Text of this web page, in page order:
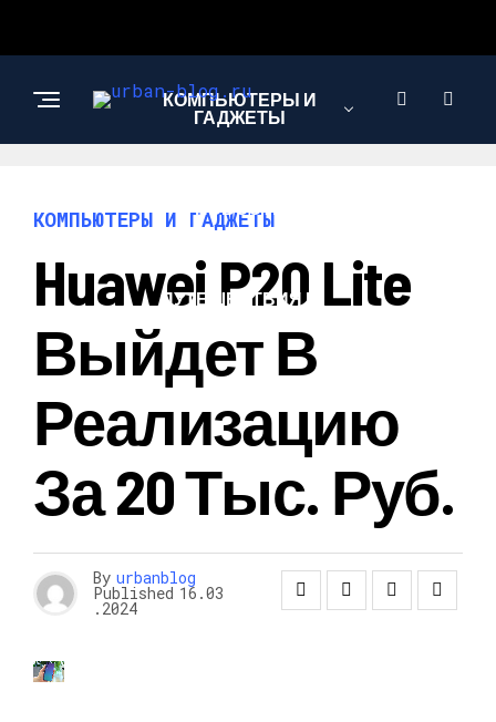
КОМПЬЮТЕРЫ И
ГАДЖЕТЫ
НОВОСТИ
ПУТЕШЕСТВИЯ И
КОМПЬЮТЕРЫ И ГАДЖЕТЫ
Huawei P20 Lite
Выйдет В
Реализацию
За 20 Тыс. Руб.
By urbanblog
Published 16.03
.2024